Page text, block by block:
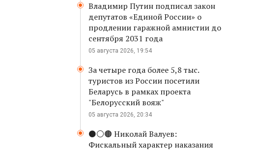
Владимир Путин подписал закон
депутатов «Единой России» о
продлении гаражной амнистии до
сентября 2031 года
05 августа 2026, 19:54
За четыре года более 5,8 тыс.
туристов из России посетили
Беларусь в рамках проекта
"Белорусский вояж"
05 августа 2026, 20:34
⚫️⚪️🟤 Николай Валуев:
Фискальный характер наказания